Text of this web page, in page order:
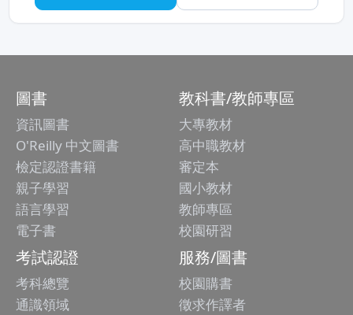
圖書
資訊圖書
O'Reilly 中文圖書
檢定認證書籍
親子學習
語言學習
電子書
教科書/教師專區
大專教材
高中職教材
審定本
國小教材
教師專區
校園研習
考試認證
考科總覽
通識領域
服務/圖書
校園購書
徵求作譯者